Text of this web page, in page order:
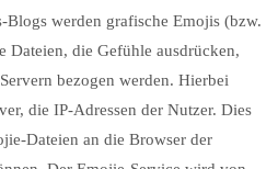
Blogs werden grafische Emojis (bzw.
Dateien, die Gefühle ausdrücken,
bezogen werden. Hierbei
die IP-Adressen der Nutzer. Dies
Dateien an die Browser der